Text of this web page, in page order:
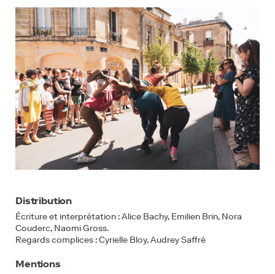
Distribution
Écriture et interprétation : Alice Bachy, Emilien Brin, Nora
Couderc, Naomi Gross.
Regards complices : Cyrielle Bloy, Audrey Saffré
Mentions